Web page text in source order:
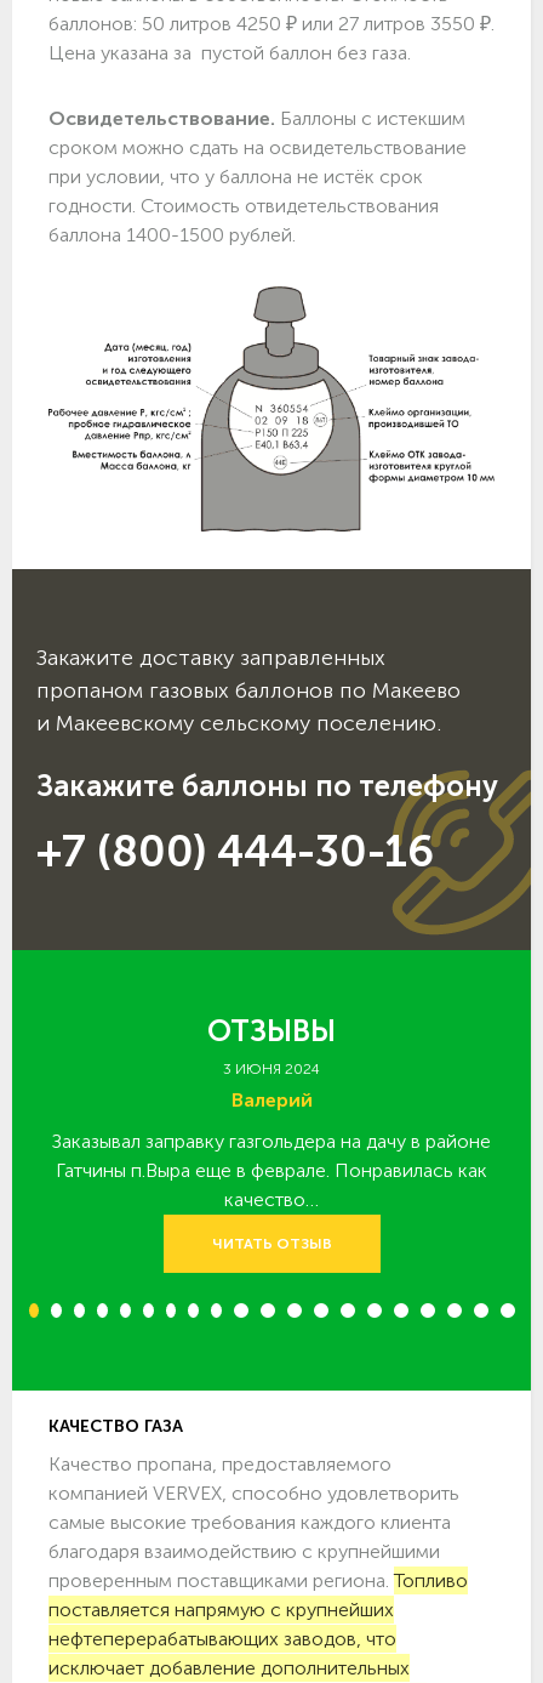
баллонов: 50 литров 4250 ₽ или 27 литров 3550 ₽.
Цена указана за пустой баллон без газа.
Освидетельствование. Баллоны с истекшим
сроком можно сдать на освидетельствование
при условии, что у баллона не истёк срок
годности. Стоимость отвидетельствования
баллона 1400-1500 рублей.
Закажите доставку заправленных
пропаном газовых баллонов по Макеево
и Макеевскому сельскому поселению.
Закажите баллоны по телефону
+7 (800) 444-30-16
ОТЗЫВЫ
3 ИЮНЯ 2024
Валерий
Заказывал заправку газгольдера на дачу в районе
Гатчины п.Выра еще в феврале. Понравилась как
качество…
ЧИТАТЬ ОТЗЫВ
1 2 3 4 5 6 7 8 9 10 11 12 13 14 15 16 17 18 19 20
КАЧЕСТВО ГАЗА
Качество пропана, предоставляемого
компанией VERVEX, способно удовлетворить
самые высокие требования каждого клиента
благодаря взаимодействию с крупнейшими
проверенным поставщиками региона.Топливо
поставляется напрямую с крупнейших
нефтеперерабатывающих заводов, что
исключает добавление дополнительных